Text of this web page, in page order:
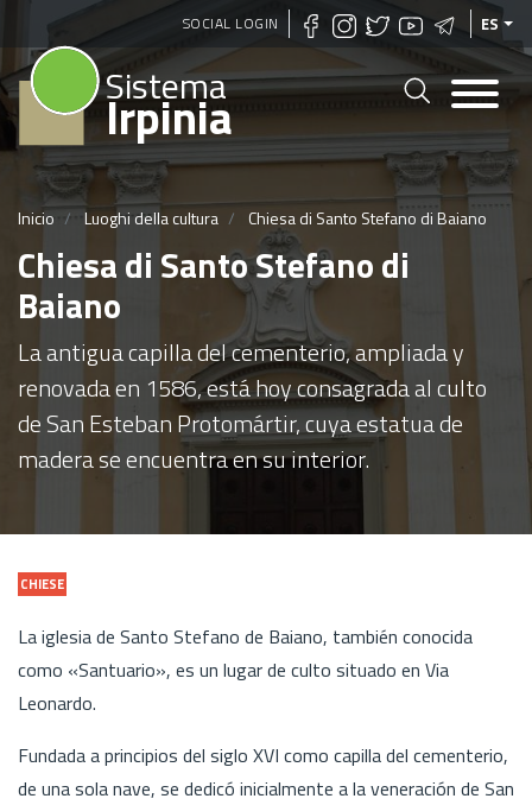
Pasar
al
contenido
SOCIAL LOGIN ES
Sistema
Irpinia
Inicio Luoghi della cultura Chiesa di Santo Stefano di Baiano
Chiesa di Santo Stefano di
Baiano
La antigua capilla del cementerio, ampliada y
renovada en 1586, está hoy consagrada al culto
de San Esteban Protomártir, cuya estatua de
madera se encuentra en su interior.
CHIESE
La iglesia de Santo Stefano de Baiano, también conocida
como «Santuario», es un lugar de culto situado en Via
Leonardo.
Fundada a principios del siglo XVI como capilla del cementerio,
de una sola nave, se dedicó inicialmente a la veneración de San